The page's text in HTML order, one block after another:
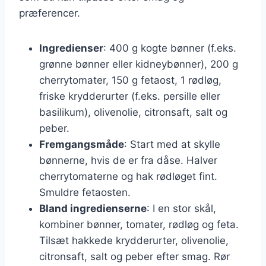
præferencer.
Ingredienser: 400 g kogte bønner (f.eks.
grønne bønner eller kidneybønner), 200 g
cherrytomater, 150 g fetaost, 1 rødløg,
friske krydderurter (f.eks. persille eller
basilikum), olivenolie, citronsaft, salt og
peber.
Fremgangsmåde: Start med at skylle
bønnerne, hvis de er fra dåse. Halver
cherrytomaterne og hak rødløget fint.
Smuldre fetaosten.
Bland ingredienserne: I en stor skål,
kombiner bønner, tomater, rødløg og feta.
Tilsæt hakkede krydderurter, olivenolie,
citronsaft, salt og peber efter smag. Rør